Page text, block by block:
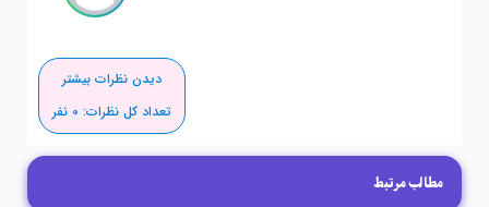
دیدن نظرات بیشتر
تعداد کل نظرات: 0 نفر
مطالب مرتبط